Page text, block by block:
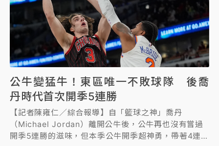
公牛變猛牛！東區唯一不敗球隊 後喬
丹時代首次開季5連勝
【記者陳雍仁／綜合報導】自「籃球之神」喬丹
（Michael Jordan）離開公牛後，公牛再也沒有嘗過
開季5連勝的滋味，但本季公牛開季超神勇，帶著4連勝